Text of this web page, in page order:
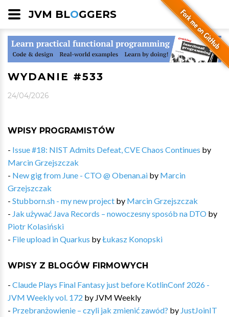
JVM BLOGGERS
WYDANIE #533
24/04/2026
WPISY PROGRAMISTÓW
- Issue #18: NIST Admits Defeat, CVE Chaos Continues by
Marcin Grzejszczak
- New gig from June - CTO @ Obenan.ai by Marcin
Grzejszczak
- Stubborn.sh - my new project by Marcin Grzejszczak
- Jak używać Java Records – nowoczesny sposób na DTO by
Piotr Kolasiński
- File upload in Quarkus byŁukasz Konopski
WPISY Z BLOGÓW FIRMOWYCH
- Claude Plays Final Fantasy just before KotlinConf 2026 -
JVM Weekly vol. 172 by JVM Weekly
- Przebranżowienie – czyli jak zmienić zawód? by JustJoinIT